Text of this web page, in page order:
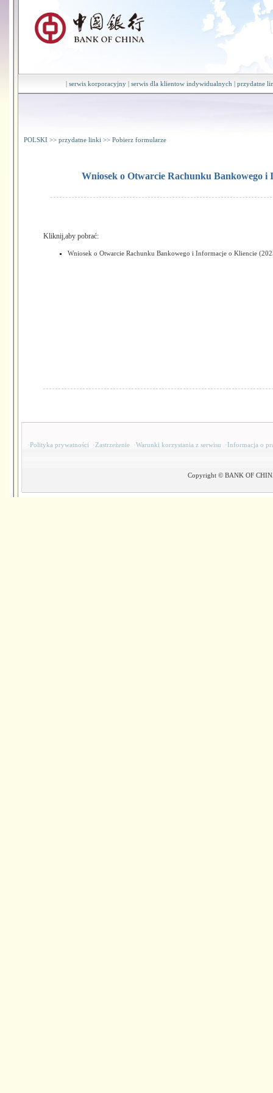
| serwis korporacyjny | serwis dla klientow indywidualnych | przydatne
POLSKI >> przydatne linki >> Pobierz formularze
Wniosek o Otwarcie Rachunku Bankowego i
Kliknij,aby pobrać:
Wniosek o Otwarcie Rachunku Bankowego i Informacje o Kliencie
·Polityka prywatności ·Zastrzeżenie ·Warunki korzystania z serwisu ·Informacja o
Copyright © BANK OF